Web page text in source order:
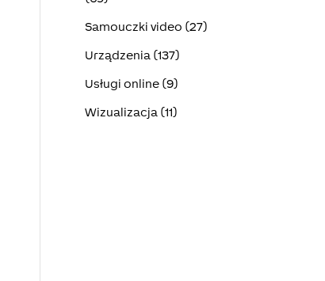
Samouczki video (27)
Urządzenia (137)
Usługi online (9)
Wizualizacja (11)